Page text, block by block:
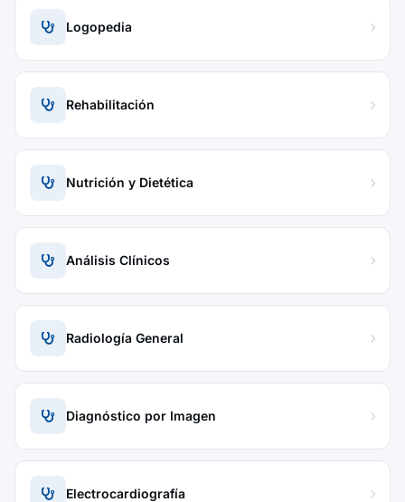
Logopedia
Rehabilitación
Nutrición y Dietética
Análisis Clínicos
Radiología General
Diagnóstico por Imagen
Electrocardiografía